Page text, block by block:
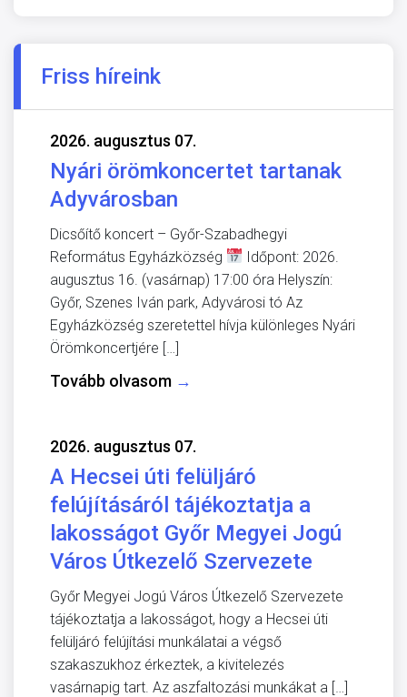
Friss híreink
2026. augusztus 07.
Nyári örömkoncertet tartanak
Adyvárosban
Dicsőítő koncert – Győr-Szabadhegyi
Református Egyházközség
Időpont: 2026.
augusztus 16. (vasárnap) 17:00 óra Helyszín:
Győr, Szenes Iván park, Adyvárosi tó Az
Egyházközség szeretettel hívja különleges Nyári
Örömkoncertjére […]
Tovább olvasom →
2026. augusztus 07.
A Hecsei úti felüljáró
felújításáról tájékoztatja a
lakosságot Győr Megyei Jogú
Város Útkezelő Szervezete
Győr Megyei Jogú Város Útkezelő Szervezete
tájékoztatja a lakosságot, hogy a Hecsei úti
felüljáró felújítási munkálatai a végső
szakaszukhoz érkeztek, a kivitelezés
vasárnapig tart. Az aszfaltozási munkákat a […]